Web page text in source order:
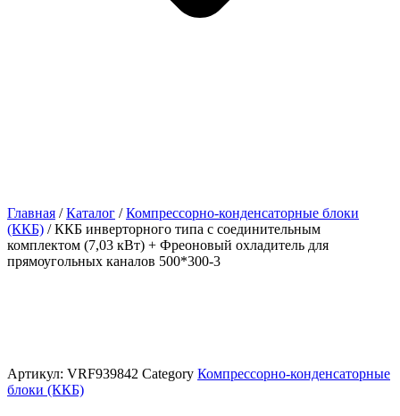
Главная /Каталог /Компрессорно-конденсаторные блоки
(ККБ) / ККБ инверторного типа с соединительным
комплектом (7,03 кВт) + Фреоновый охладитель для
прямоугольных каналов 500*300-3
Артикул: VRF939842 Category Компрессорно-конденсаторные
блоки (ККБ)